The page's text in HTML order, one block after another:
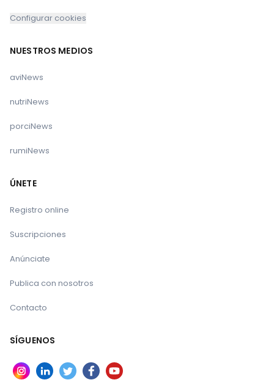
Configurar cookies
NUESTROS MEDIOS
aviNews
nutriNews
porciNews
rumiNews
ÚNETE
Registro online
Suscripciones
Anúnciate
Publica con nosotros
Contacto
SÍGUENOS